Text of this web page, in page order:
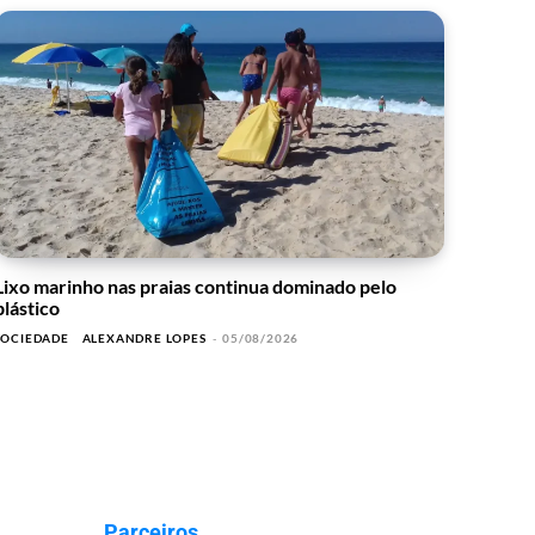
marinho nas praias continua dominado pelo
ALEXANDRE LOPES - 05/08/2026